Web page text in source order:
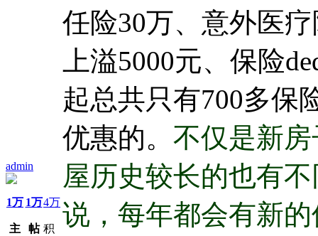
admin
1万
主
1万
帖
4万
积
任险30万、意外医
上溢5000元、保险
起总共只有700多保
优惠的。 不仅是新
屋历史较长的也有
说，每年都会有新